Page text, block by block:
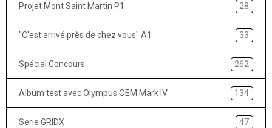
Projet Mont Saint Martin P1 28
"C'est arrivé près de chez vous" A1 33
Spécial Concours 262
Album test avec Olympus OEM Mark IV 134
Serie GRIDX 47